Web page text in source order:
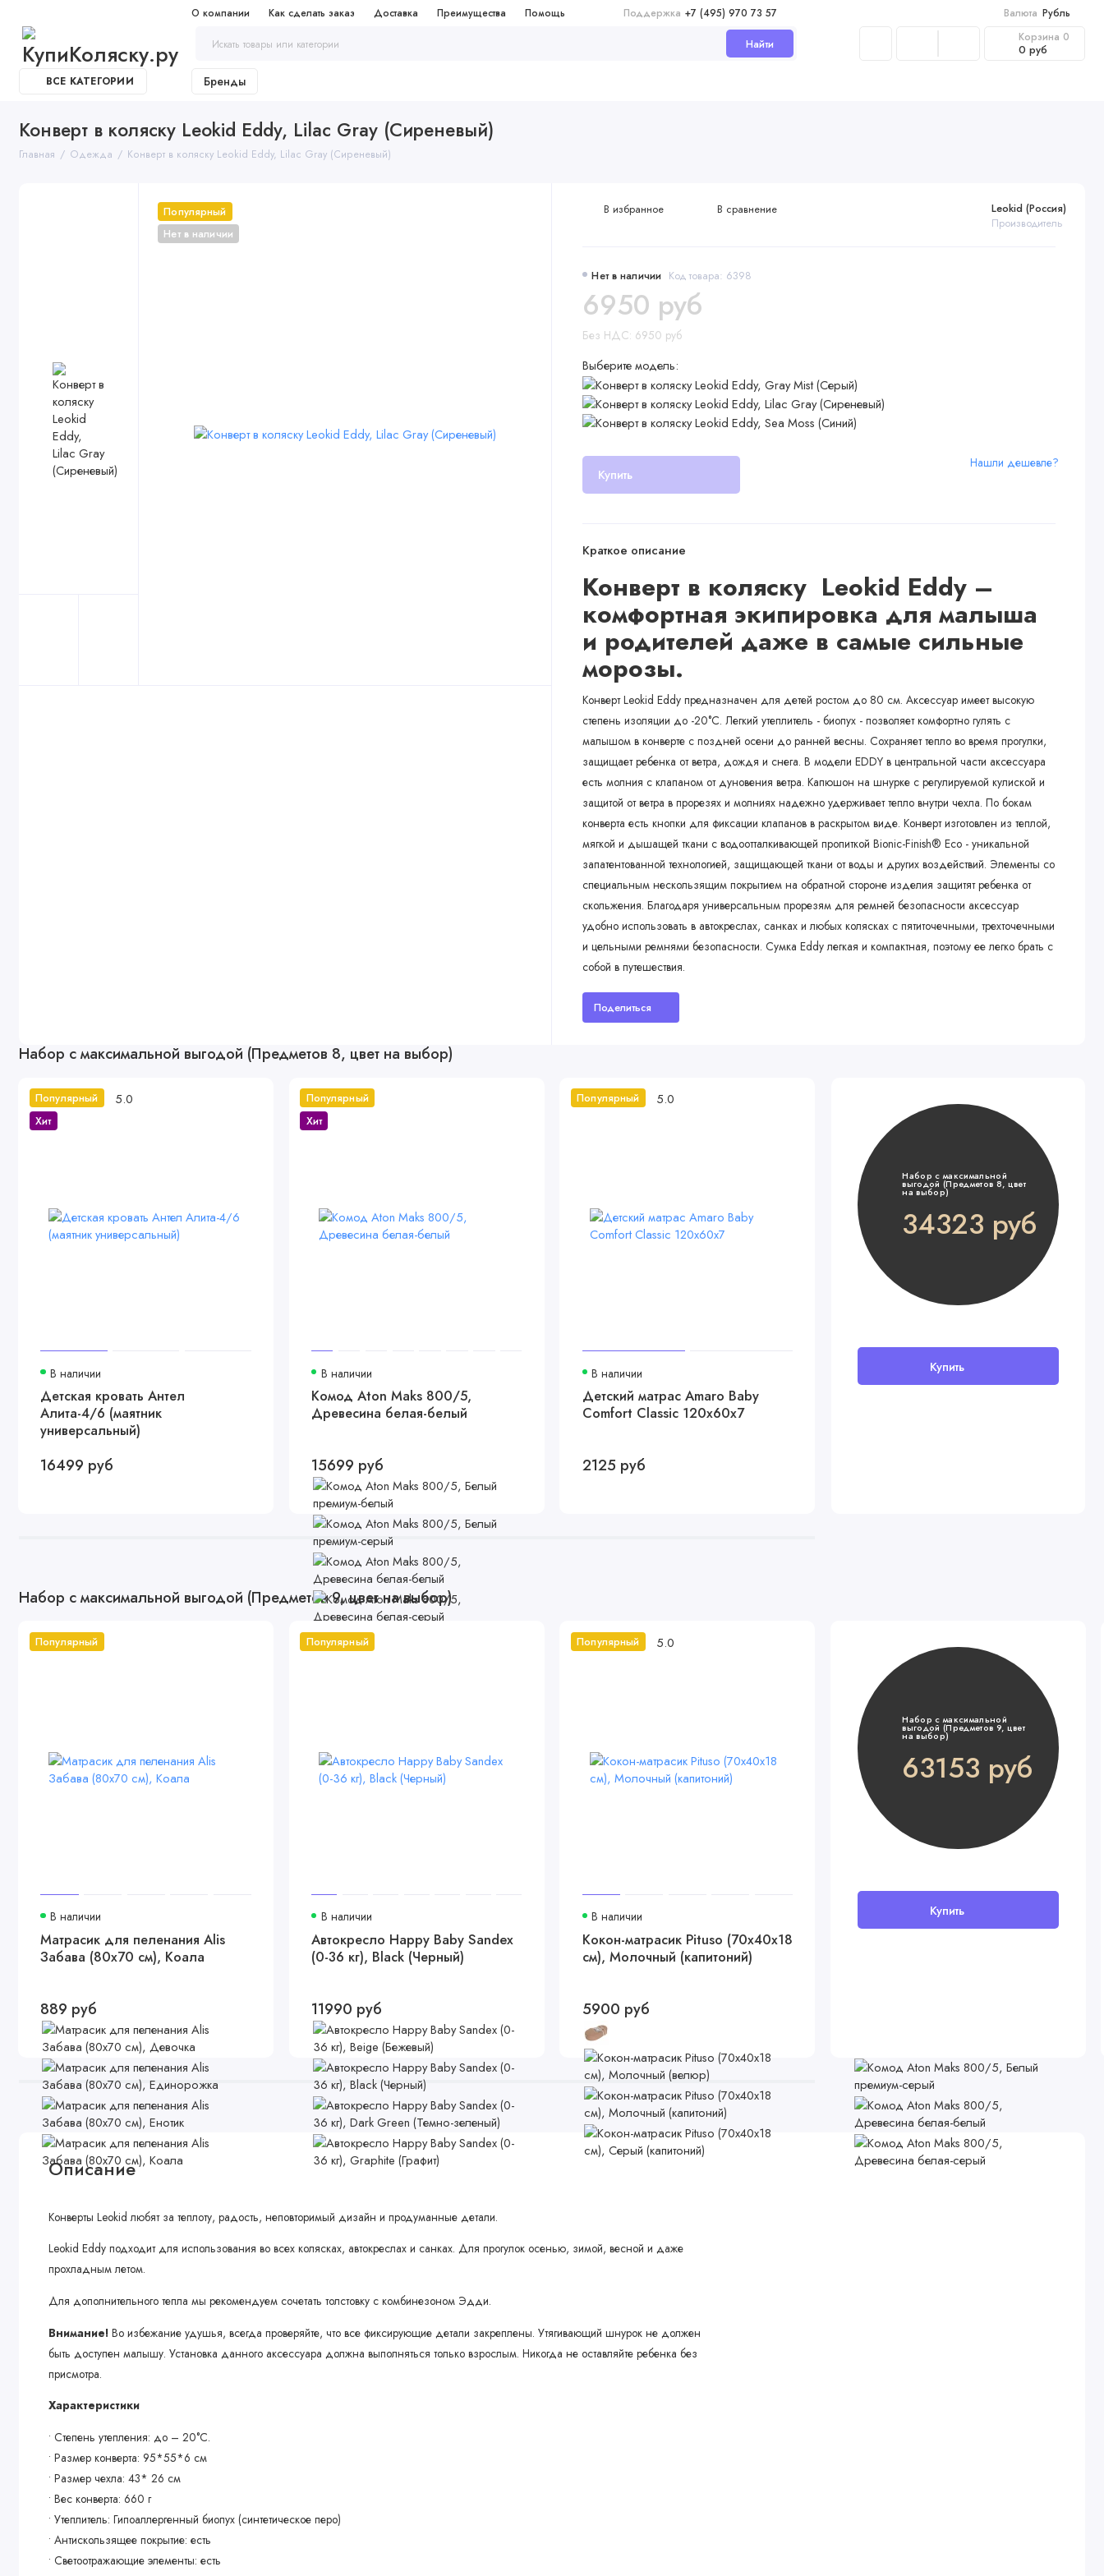
О компании Как сделать заказ Доставка Преимущества Помощь Поддержка +7 (495) 970 73 57 Валюта Рубль
Найти Корзина 0
0 руб
ВСЕ КАТЕГОРИИ Бренды
Конверт в коляску Leokid Eddy, Lilac Gray (Сиреневый)
Главная Одежда Конверт в коляску Leokid Eddy, Lilac Gray (Сиреневый)
Популярный
Нет в наличии
Нет в наличии Код товара: 6398
Leokid (Россия)
Производитель
6950 руб
Без НДС: 6950 руб
Выберите модель:
Купить
Нашли дешевле?
В избранное В сравнение
Краткое описание
Конверт в коляску Leokid Eddy –
комфортная экипировка для малыша
и родителей даже в самые сильные
морозы.
Конверт Leokid Eddy предназначен для детей ростом до 80 см. Аксессуар имеет высокую
степень изоляции до -20°С. Легкий утеплитель - биопух - позволяет комфортно гулять с
малышом в конверте с поздней осени до ранней весны. Сохраняет тепло во время прогулки,
защищает ребенка от ветра, дождя и снега. В модели EDDY в центральной части аксессуара
есть молния с клапаном от дуновения ветра. Капюшон на шнурке с регулируемой кулиской и
защитой от ветра в прорезях и молниях надежно удерживает тепло внутри чехла. По бокам
конверта есть кнопки для фиксации клапанов в раскрытом виде. Конверт изготовлен из теплой,
мягкой и дышащей ткани с водоотталкивающей пропиткой Bionic-Finish® Eco - уникальной
запатентованной технологией, защищающей ткани от воды и других воздействий. Элементы со
специальным нескользящим покрытием на обратной стороне изделия защитят ребенка от
скольжения. Благодаря универсальным прорезям для ремней безопасности аксессуар
удобно использовать в автокреслах, санках и любых колясках с пятиточечными, трехточечными
и цельными ремнями безопасности. Сумка Eddy легкая и компактная, поэтому ее легко брать с
собой в путешествия.
Поделиться
Набор с максимальной выгодой (Предметов 8, цвет на выбор)
Популярный
Хит
5.0
В наличии
Детская кровать Антел
Алита-4/6 (маятник
универсальный)
16499 руб
Популярный
Хит
В наличии
Комод Aton Maks 800/5,
Древесина белая-белый
15699 руб
Популярный 5.0
В наличии
Детский матрас Amaro Baby
Comfort Classic 120x60х7
2125 руб
Набор с максимальной
выгодой (Предметов 8, цвет
на выбор)
34323 руб
Купить
Набор с максимальной выгодой (Предметов 9, цвет на выбор)
Популярный
В наличии
Матрасик для пеленания Alis
Забава (80х70 см), Коала
889 руб
Популярный
В наличии
Автокресло Happy Baby Sandex
(0-36 кг), Black (Черный)
11990 руб
Популярный 5.0
В наличии
Кокон-матрасик Pituso (70x40x18
см), Молочный (капитоний)
5900 руб
Набор с максимальной
выгодой (Предметов 9, цвет
на выбор)
63153 руб
Купить
Описание
Конверты Leokid любят за теплоту, радость, неповторимый дизайн и продуманные детали.
Leokid Eddy подходит для использования во всех колясках, автокреслах и санках. Для прогулок осенью, зимой, весной и даже
прохладным летом.
Для дополнительного тепла мы рекомендуем сочетать толстовку с комбинезоном Эдди.
Внимание!Во избежание удушья, всегда проверяйте, что все фиксирующие детали закреплены. Утягивающий шнурок не должен
быть доступен малышу. Установка данного аксессуара должна выполняться только взрослым. Никогда не оставляйте ребенка без
присмотра.
Характеристики
• Степень утепления: до – 20°С.
• Размер конверта: 95*55*6 см
• Размер чехла: 43* 26 см
• Вес конверта: 660 г
• Утеплитель: Гипоаллергенный биопух (синтетическое перо)
• Антискользящее покрытие: есть
• Светоотражающие элементы: есть